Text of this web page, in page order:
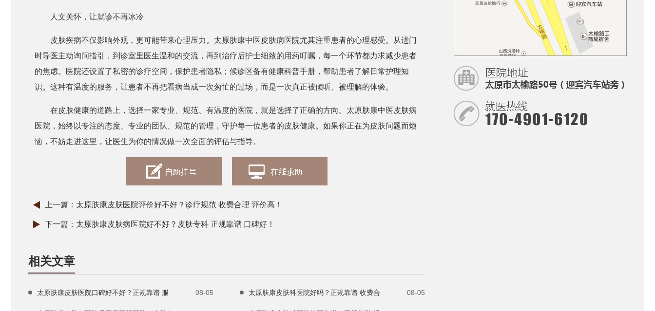
人文关怀，让就诊不再冰冷
皮肤疾病不仅影响外观，更可能带来心理压力。太原肤康中医皮肤病医院尤其注重患者的心理感受。从进门
时导医主动询问指引，到诊室里医生温和的交流，再到治疗后护士细致的用药叮嘱，每一个环节都力求减少患者
的焦虑。医院还设置了私密的诊疗空间，保护患者隐私；候诊区备有健康科普手册，帮助患者了解日常护理知
识。这种有温度的服务，让患者不再把看病当成一次匆忙的过场，而是一次真正被倾听、被理解的体验。
在皮肤健康的道路上，选择一家专业、规范、有温度的医院，就是选择了正确的方向。太原肤康中医皮肤病
医院，始终以专注的态度、专业的团队、规范的管理，守护每一位患者的皮肤健康。如果你正在为皮肤问题而烦
恼，不妨走进这里，让医生为你的情况做一次全面的评估与指导。
上一篇： 太原肤康皮肤医院评价好不好？诊疗规范 收费合理 评价高！
下一篇： 太原肤康皮肤病医院好不好？皮肤专科 正规靠谱 口碑好！
相关文章
太原肤康皮肤医院口碑好不好？正规靠谱 服 08-05 太原肤康皮肤科医院好吗？正规靠谱 收费合 08-05